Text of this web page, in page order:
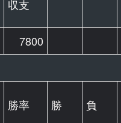
収支
7800
勝率 勝 負